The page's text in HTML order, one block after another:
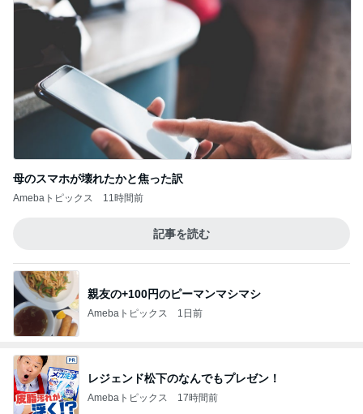
母のスマホが壊れたかと焦った訳
Amebaトピックス 11時間前
記事を読む
親友の+100円のピーマンマシマシ
Amebaトピックス 1日前
レジェンド松下のなんでもプレゼン！
Amebaトピックス 17時間前